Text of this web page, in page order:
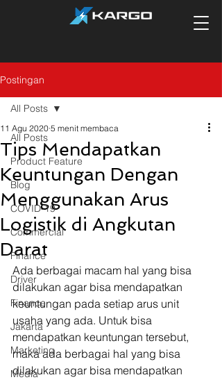
Postingan
All Posts
Product Feature
Blog
COVID-19
Commercial
Finance
Driver
Finance
Jakarta
Marketing
Media
All Posts
Tips Mendapatkan
Keuntungan Dengan
Menggunakan Arus
Logistik di Angkutan
Darat
11 Agu 2020 5 menit membaca
Ada berbagai macam hal yang bisa
dilakukan agar bisa mendapatkan
keuntungan pada setiap arus unit
usaha yang ada. Untuk bisa
mendapatkan keuntungan tersebut,
maka ada berbagai hal yang bisa
dilakukan agar bisa mendapatkan